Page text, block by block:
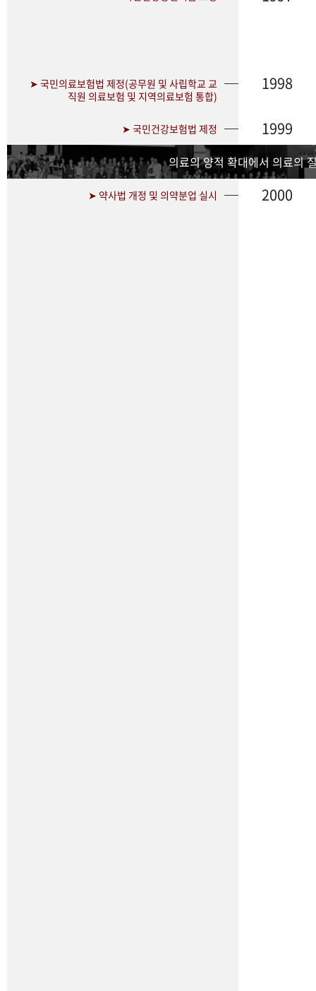
➤ 국민의료보험법 제정(공무원 및 사립학교 교
직원 의료보험 및 지역의료보험 통합)
1998
➤ 국민건강보험법 제정 1999
의료의 양적 확대에서 의료의
➤ 약사법 개정 및 의약분업 실시 2000